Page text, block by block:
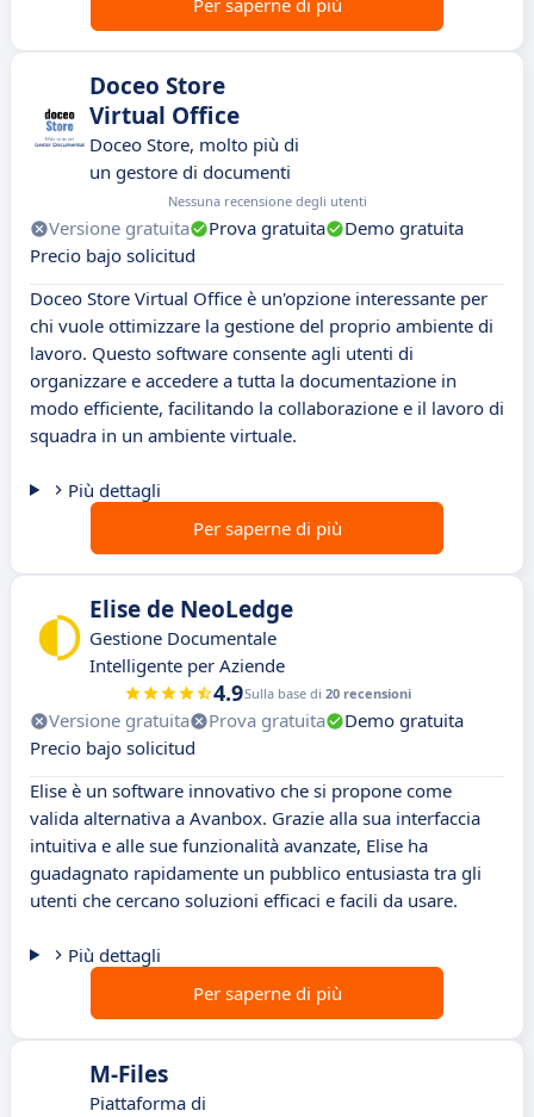
Per saperne di più
Doceo Store
Virtual Office
Doceo Store, molto più di
un gestore di documenti
Nessuna recensione degli utenti
Versione gratuita Prova gratuita
Demo gratuita
Precio bajo solicitud
Doceo Store Virtual Office è un'opzione interessante per
chi vuole ottimizzare la gestione del proprio ambiente di
lavoro. Questo software consente agli utenti di
organizzare e accedere a tutta la documentazione in
modo efficiente, facilitando la collaborazione e il lavoro di
squadra in un ambiente virtuale.
Più dettagli
Per saperne di più
Elise de NeoLedge
Gestione Documentale
Intelligente per Aziende
4.9Sulla base di 20 recensioni
Versione gratuita Prova gratuita
Demo gratuita
Precio bajo solicitud
Elise è un software innovativo che si propone come
valida alternativa a Avanbox. Grazie alla sua interfaccia
intuitiva e alle sue funzionalità avanzate, Elise ha
guadagnato rapidamente un pubblico entusiasta tra gli
utenti che cercano soluzioni efficaci e facili da usare.
Più dettagli
Per saperne di più
M-Files
Piattaforma di